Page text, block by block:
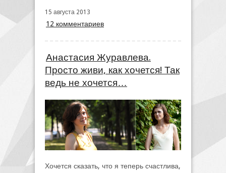
15 августа 2013
12 комментариев
Анастасия Журавлева.
Просто живи, как хочется! Так
ведь не хочется…
Хочется сказать, что я теперь счастлива,